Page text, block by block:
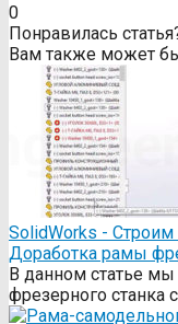
0
Понравилась
Вам также может
SolidWorks - Строим
Доработка рамы
В данном статье
фрезерного станка